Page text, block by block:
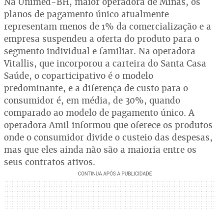
planos de pagamento único atualmente
representam menos de 1% da comercialização e a
empresa suspendeu a oferta do produto para o
segmento individual e familiar. Na operadora
Vitallis, que incorporou a carteira do Santa Casa
Saúde, o coparticipativo é o modelo
predominante, e a diferença de custo para o
consumidor é, em média, de 30%, quando
comparado ao modelo de pagamento único. A
operadora Amil informou que oferece os produtos
onde o consumidor divide o custeio das despesas,
mas que eles ainda não são a maioria entre os
seus contratos ativos.